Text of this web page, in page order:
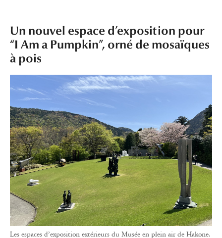
Un nouvel espace d’exposition pour
“I Am a Pumpkin”, orné de mosaïques
à pois
Les espaces d’exposition extérieurs du Musée en plein air de Hakone.